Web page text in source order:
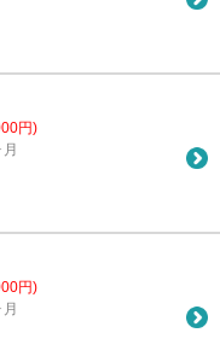
円)
円)